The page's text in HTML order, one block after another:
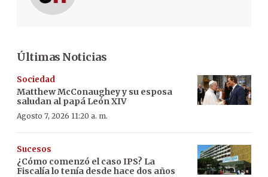
Últimas Noticias
Sociedad
Matthew McConaughey y su esposa
saludan al papá León XIV
Agosto 7, 2026 11:20 a. m.
Sucesos
¿Cómo comenzó el caso IPS? La
Fiscalía lo tenía desde hace dos años